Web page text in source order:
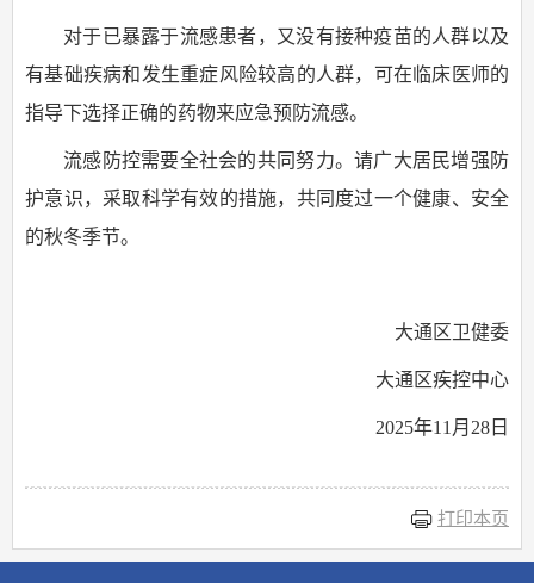
对于已暴露于流感患者，又没有接种疫苗的人群以及
有基础疾病和发生重症风险较高的人群，可在临床医师的
指导下选择正确的药物来应急预防流感。
流感防控需要全社会的共同努力。请广大居民增强防
护意识，采取科学有效的措施，共同度过一个健康、安全
的秋冬季节。
大通区卫健委
大通区疾控中心
2025年11月28日
打印本页